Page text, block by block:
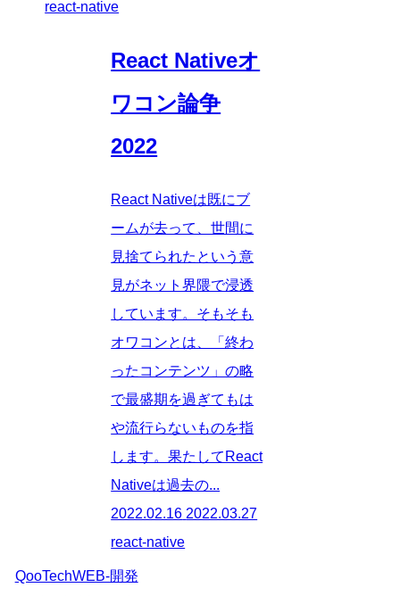
react-native
React Nativeオ
ワコン論争
2022
React Nativeは既にブ
ームが去って、世間に
見捨てられたという意
見がネット界隈で浸透
しています。そもそも
オワコンとは、「終わ
ったコンテンツ」の略
で最盛期を過ぎてもは
や流行らないものを指
します。果たしてReact
Nativeは過去の...
2022.02.16 2022.03.27
react-native
QooTechWEB-開発